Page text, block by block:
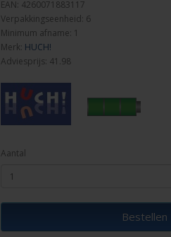
EAN: 4260071883117
Verpakkingseenheid: 6
Minimum afname: 1
Merk: HUCH!
Adviesprijs: 41.98
Aantal
Bestellen